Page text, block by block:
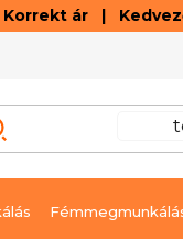
ár | Kedvező